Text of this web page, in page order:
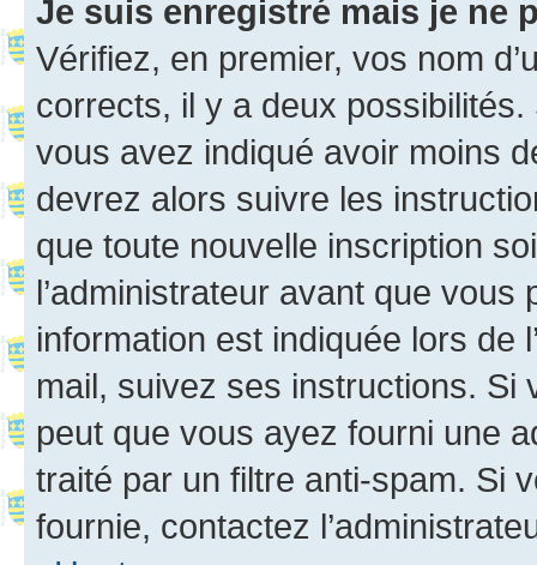
Je suis enregistré mais je ne
Vérifiez, en premier, vos nom
corrects, il y a deux
vous avez indiqué avoir moins
devrez alors suivre les
que toute nouvelle inscription
l’administrateur avant que
information est indiquée lors de
mail, suivez ses instructions. Si
peut que vous ayez fourni une
traité par un filtre anti-spam. Si
fournie, contactez